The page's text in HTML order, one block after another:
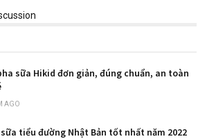
sữa Hikid đơn giản, đúng chuẩn, an toàn
AGO
sữa tiểu đường Nhật Bản tốt nhất năm 2022